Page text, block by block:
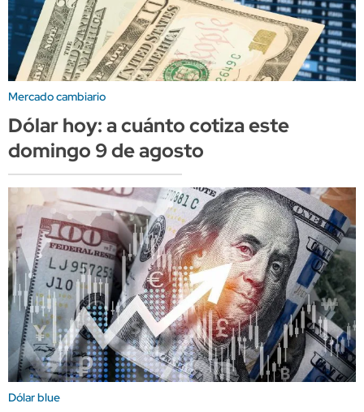
Mercado cambiario
Dólar hoy: a cuánto cotiza este
domingo 9 de agosto
Dólar blue